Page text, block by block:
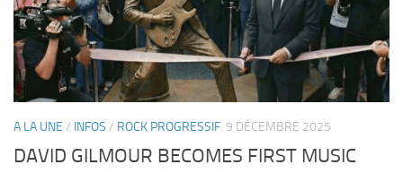
A LA UNE / INFOS / ROCK PROGRESSIF 9 DÉCEMBRE 2025
DAVID GILMOUR BECOMES FIRST MUSIC